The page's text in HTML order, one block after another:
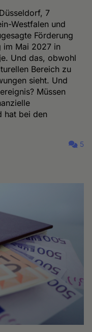
7
Westfalen und
Förderung
im Mai 2027 in
Und das, obwohl
Bereich zu
sieht. Und
Müssen
hat bei den
5